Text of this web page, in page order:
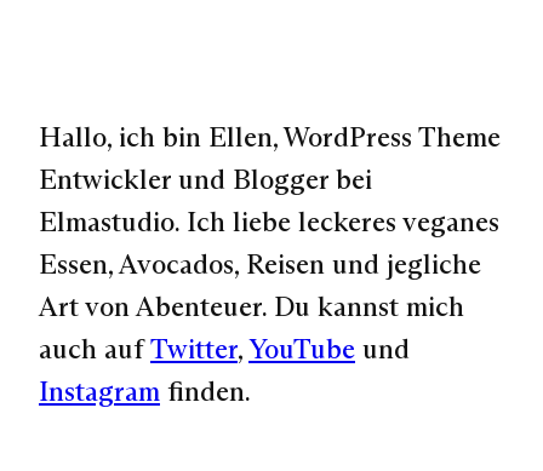
Hallo, ich bin Ellen, WordPress Theme
Entwickler und Blogger bei
Elmastudio. Ich liebe leckeres veganes
Essen, Avocados, Reisen und jegliche
Art von Abenteuer. Du kannst mich
auch aufTwitter,YouTube und
Instagram finden.